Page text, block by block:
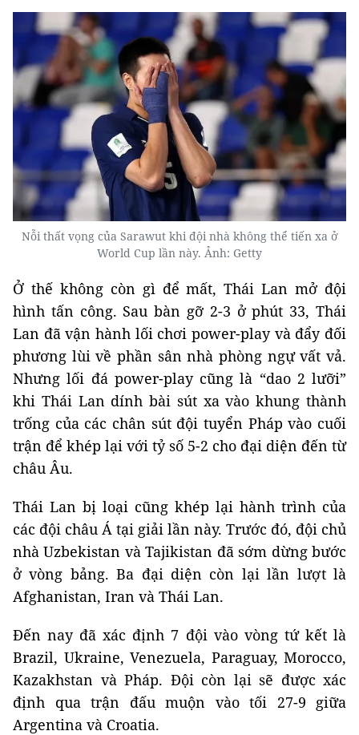
Nỗi thất vọng của Sarawut khi đội nhà không thể tiến xa ở
World Cup lần này. Ảnh: Getty
Ở thế không còn gì để mất, Thái Lan mở đội
hình tấn công. Sau bàn gỡ 2-3 ở phút 33, Thái
Lan đã vận hành lối chơi power-play và đẩy đối
phương lùi về phần sân nhà phòng ngự vất vả.
Nhưng lối đá power-play cũng là “dao 2 lưỡi”
khi Thái Lan dính bài sút xa vào khung thành
trống của các chân sút đội tuyển Pháp vào cuối
trận để khép lại với tỷ số 5-2 cho đại diện đến từ
châu Âu.
Thái Lan bị loại cũng khép lại hành trình của
các đội châu Á tại giải lần này. Trước đó, đội chủ
nhà Uzbekistan và Tajikistan đã sớm dừng bước
ở vòng bảng. Ba đại diện còn lại lần lượt là
Afghanistan, Iran và Thái Lan.
Đến nay đã xác định 7 đội vào vòng tứ kết là
Brazil, Ukraine, Venezuela, Paraguay, Morocco,
Kazakhstan và Pháp. Đội còn lại sẽ được xác
định qua trận đấu muộn vào tối 27-9 giữa
Argentina và Croatia.